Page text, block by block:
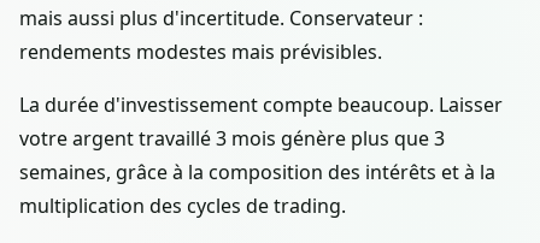
mais aussi plus d'incertitude. Conservateur :
rendements modestes mais prévisibles.
La durée d'investissement compte beaucoup. Laisser
votre argent travaillé 3 mois génère plus que 3
semaines, grâce à la composition des intérêts et à la
multiplication des cycles de trading.